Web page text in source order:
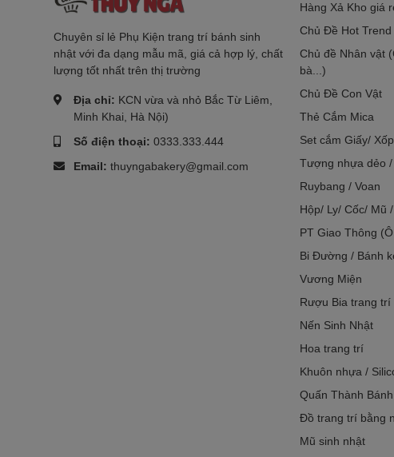
Chuyên sỉ lẻ Phụ Kiện trang trí bánh sinh
nhật với đa dạng mẫu mã, giá cả hợp lý, chất
lượng tốt nhất trên thị trường
Địa chỉ: KCN vừa và nhỏ Bắc Từ Liêm,
Minh Khai, Hà Nội)
Số điện thoại: 0333.333.444
Email: thuyngabakery@gmail.com
Hàng Xả Kho giá
Chủ Đề Hot Trend
Chủ đề Nhân vật
bà...)
Chủ Đề Con Vật
Thẻ Cắm Mica
Set cắm Giấy/ Xốp
Tượng nhựa dẻo /
Ruybang / Voan
Hộp/ Ly/ Cốc/ Mũ
PT Giao Thông
Bi Đường / Bánh
Vương Miện
Rượu Bia trang trí
Nến Sinh Nhật
Hoa trang trí
Khuôn nhựa /
Quấn Thành Bánh
Đồ trang trí bằng
Mũ sinh nhật